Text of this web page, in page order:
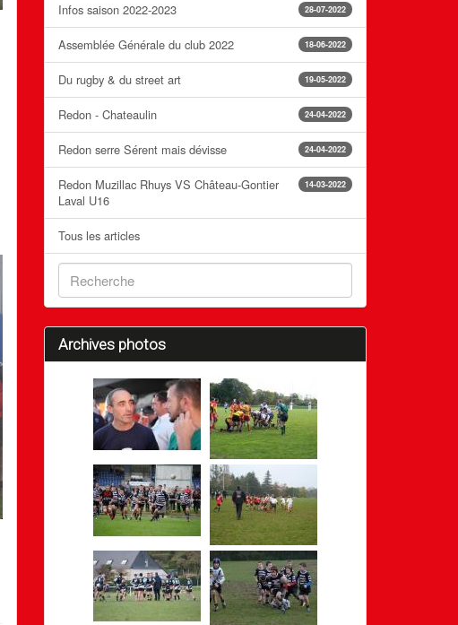
28-07-2022
Infos saison 2022-2023
18-06-2022
Assemblée Générale du club 2022
19-05-2022
Du rugby & du street art
24-04-2022
Redon - Chateaulin
24-04-2022
Redon serre Sérent mais dévisse
14-03-2022
Redon Muzillac Rhuys VS Château-Gontier
Laval U16
Tous les articles
Archives photos